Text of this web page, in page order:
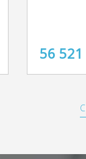
56 521